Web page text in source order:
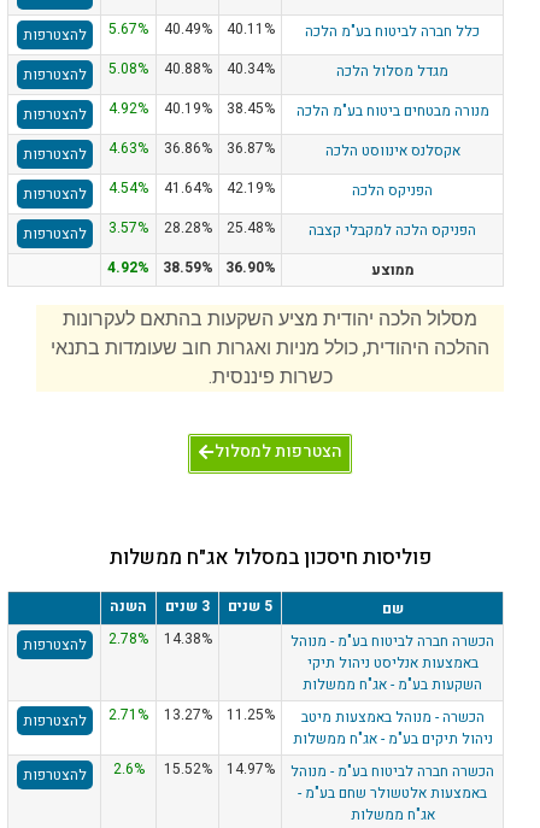
כלל חברה לביטוח בע"מ הלכה
40.11%
40.49%
5.67%
להצטרפות
מגדל מסלול הלכה
40.34%
40.88%
5.08%
להצטרפות
מנורה מבטחים ביטוח בע"מ הלכה
38.45%
40.19%
4.92%
להצטרפות
אקסלנס אינווסט הלכה
36.87%
36.86%
4.63%
להצטרפות
הפניקס הלכה
42.19%
41.64%
4.54%
להצטרפות
הפניקס הלכה למקבלי קצבה
25.48%
28.28%
3.57%
להצטרפות
ממוצע
36.90%
38.59%
4.92%
מסלול הלכה יהודית מציע השקעות בהתאם לעקרונות
ההלכה היהודית, כולל מניות ואגרות חוב שעומדות בתנאי
כשרות פיננסית.
הצטרפות למסלול
פוליסות חיסכון במסלול אג"ח ממשלות
שם 5 שנים 3 שנים
השנה
הכשרה חברה לביטוח בע"מ - מנוהל
באמצעות אנליסט ניהול תיקי
השקעות בע"מ - אג"ח ממשלות
14.38%
2.78% להצטרפות
הכשרה - מנוהל באמצעות מיטב
ניהול תיקים בע"מ - אג"ח ממשלות
11.25%
13.27%
2.71% להצטרפות
הכשרה חברה לביטוח בע"מ - מנוהל
באמצעות אלטשולר שחם בע"מ -
אג"ח ממשלות
14.97%
15.52%
2.6% להצטרפות